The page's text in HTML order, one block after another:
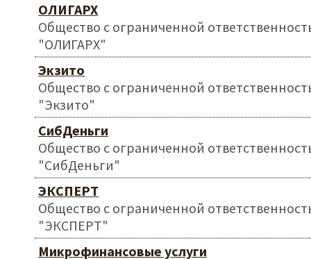
ОЛИГАРХ
Общество с ограниченной
"ОЛИГАРХ"
Экзито
Общество с ограниченной
"Экзито"
СибДеньги
Общество с ограниченной
"СибДеньги"
ЭКСПЕРТ
Общество с ограниченной
"ЭКСПЕРТ"
Микрофинансовые услуги